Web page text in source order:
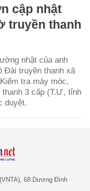
cập nhật
truyền thanh
nhật của anh
Đài truyền thanh xã
tra máy móc,
3 cấp (T.Ư, tỉnh
duyệt.
68 Dương Đình